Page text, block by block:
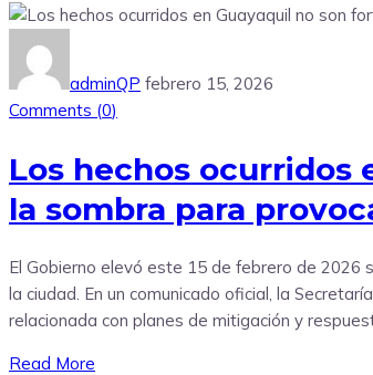
adminQP febrero 15, 2026
Comments (0)
Los hechos ocurridos
la sombra para
El Gobierno elevó este 15 de febrero de 2026
la ciudad. En un comunicado oficial, la
relacionada con planes de mitigación y
Read More